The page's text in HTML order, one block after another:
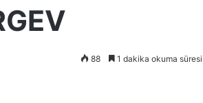
88 1 dakika okuma süresi